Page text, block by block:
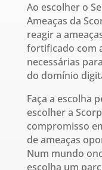
Ao escolher o
Ameaças da
reagir a
fortificado com
necessárias
do domínio
Faça a escolha
escolher a
compromisso
de ameaças
Num mundo
escolha um